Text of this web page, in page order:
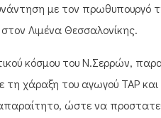
με τον πρωθυπουργό
Λιμένα Θεσσαλονίκης.
κόσμου του Ν.Σερρών,
χάραξη του αγωγού TAP
ώστε να